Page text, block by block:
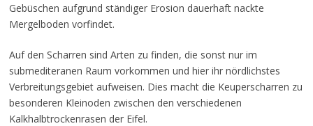
Gebüschen aufgrund ständiger Erosion dauerhaft nackte
Mergelboden vorfindet.
Auf den Scharren sind Arten zu finden, die sonst nur im
submediteranen Raum vorkommen und hier ihr nördlichstes
Verbreitungsgebiet aufweisen. Dies macht die Keuperscharren zu
besonderen Kleinoden zwischen den verschiedenen
Kalkhalbtrockenrasen der Eifel.